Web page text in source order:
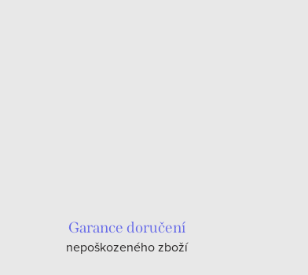
Garance doručení
nepoškozeného zboží